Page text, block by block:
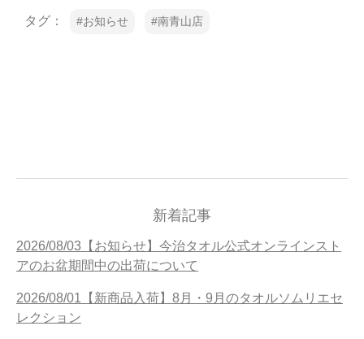
新着記事
2026/08/03【お知らせ】今治タオル公式オンラインスト
アのお盆期間中の出荷について
2026/08/01【新商品入荷】8月・9月のタオルソムリエセ
レクション
タグ： お知らせ 南青山店